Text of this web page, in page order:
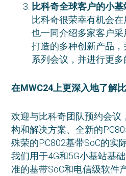
比科奇全球客户的小
比科奇很荣幸有机会在
也一同介绍多家客户
打造的多种创新产品
系列会议，并进行更多
在MWC24 上更深入地了解
欢迎与比科奇团队预约会议
构和解决方案、全新的
殊荣的PC802基带SoC的实
我们用于4G和5G小基站基
准的基带SoC和电信级软件